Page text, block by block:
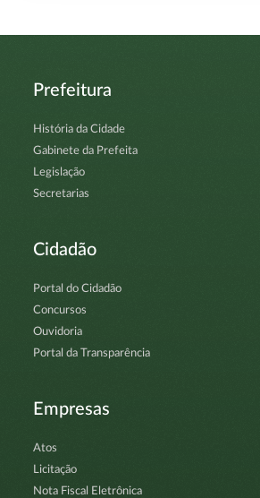
Prefeitura
História da Cidade
Gabinete da Prefeita
Legislação
Secretarias
Cidadão
Portal do Cidadão
Concursos
Ouvidoria
Portal da Transparência
Empresas
Atos
Licitação
Nota Fiscal Eletrônica